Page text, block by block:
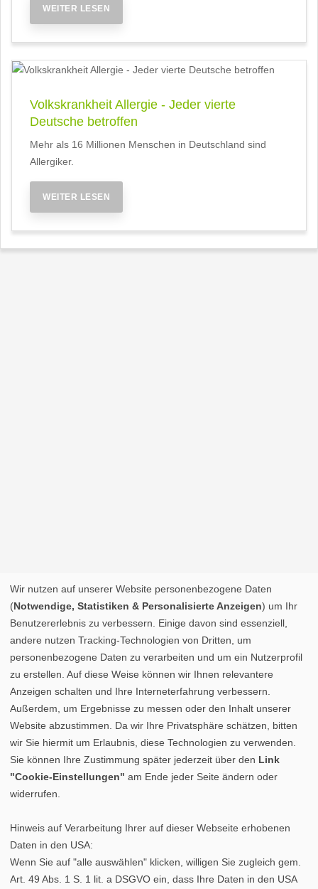
WEITER LESEN
Volkskrankheit Allergie - Jeder vierte
Deutsche betroffen
Mehr als 16 Millionen Menschen in Deutschland sind
Allergiker.
WEITER LESEN
Wir nutzen auf unserer Website personenbezogene Daten
(Notwendige, Statistiken & Personalisierte Anzeigen) um Ihr
Benutzererlebnis zu verbessern. Einige davon sind essenziell,
andere nutzen Tracking-Technologien von Dritten, um
personenbezogene Daten zu verarbeiten und um ein Nutzerprofil
zu erstellen. Auf diese Weise können wir Ihnen relevantere
Anzeigen schalten und Ihre Interneterfahrung verbessern.
Außerdem, um Ergebnisse zu messen oder den Inhalt unserer
Website abzustimmen. Da wir Ihre Privatsphäre schätzen, bitten
wir Sie hiermit um Erlaubnis, diese Technologien zu verwenden.
Sie können Ihre Zustimmung später jederzeit über den Link
"Cookie-Einstellungen" am Ende jeder Seite ändern oder
widerrufen.
Hinweis auf Verarbeitung Ihrer auf dieser Webseite erhobenen
Daten in den USA:
Wenn Sie auf "alle auswählen" klicken, willigen Sie zugleich gem.
Art. 49 Abs. 1 S. 1 lit. a DSGVO ein, dass Ihre Daten in den USA